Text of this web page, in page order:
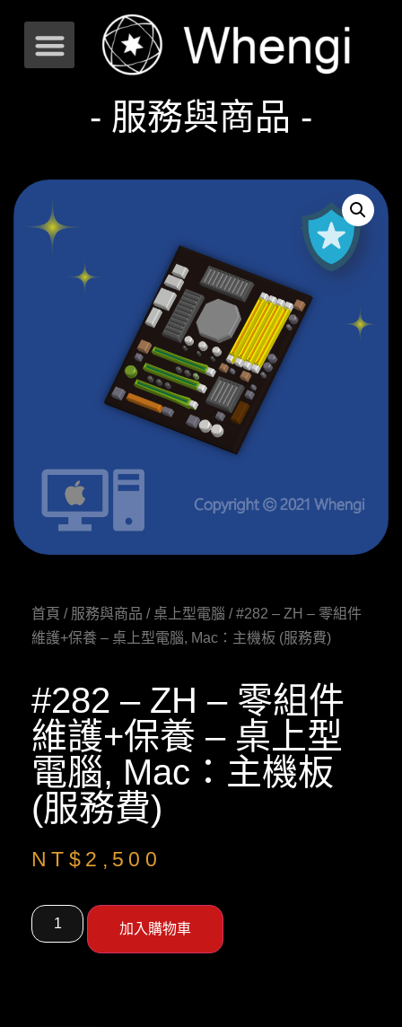
- 服務與商品 -
首頁 / 服務與商品 / 桌上型電腦 / #282 – ZH – 零組件
維護+保養 – 桌上型電腦, Mac：主機板 (服務費)
#282 – ZH – 零組件
維護+保養 – 桌上型
電腦, Mac：主機板
(服務費)
NT$ 2,500
加入購物車